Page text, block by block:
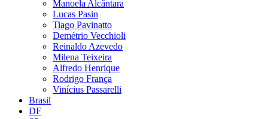
Manoela Alcântara
Lucas Pasin
Tiago Pavinatto
Demétrio Vecchioli
Reinaldo Azevedo
Milena Teixeira
Alfredo Henrique
Rodrigo França
Vinícius Passarelli
Brasil
DF